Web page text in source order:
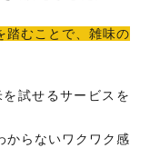
踏むことで、雑味の
試せるサービスを
からないワクワク感